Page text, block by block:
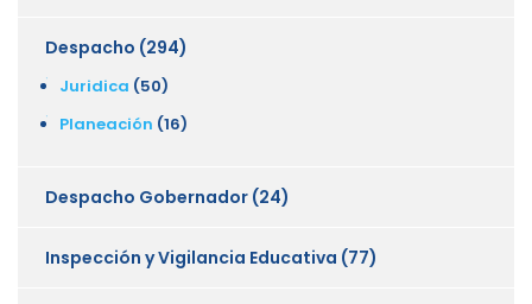
Despacho (294)
Juridica (50)
Planeación (16)
Despacho Gobernador (24)
Inspección y Vigilancia Educativa (77)